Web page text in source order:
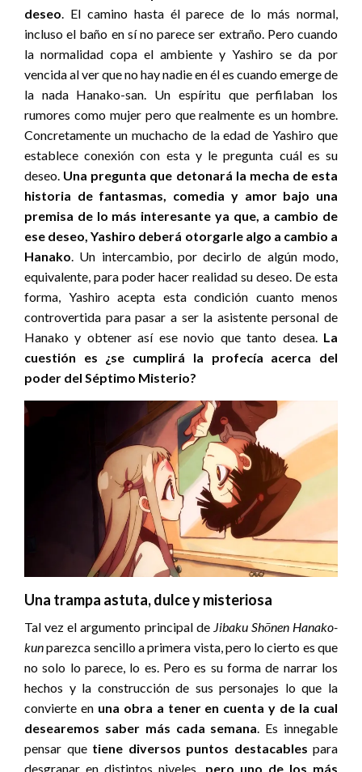
deseo . El camino hasta él parece de lo más normal,
incluso el baño en sí no parece ser extraño. Pero cuando
la normalidad copa el ambiente y Yashiro se da por
vencida al ver que no hay nadie en él es cuando emerge de
la nada Hanako-san. Un espíritu que perfilaban los
rumores como mujer pero que realmente es un hombre.
Concretamente un muchacho de la edad de Yashiro que
establece conexión con esta y le pregunta cuál es su
deseo. Una pregunta que detonará la mecha de esta
historia de fantasmas, comedia y amor bajo una
premisa de lo más interesante ya que, a cambio de
ese deseo, Yashiro deberá otorgarle algo a cambio a
Hanako . Un intercambio, por decirlo de algún modo,
equivalente, para poder hacer realidad su deseo. De esta
forma, Yashiro acepta esta condición cuanto menos
controvertida para pasar a ser la asistente personal de
Hanako y obtener así ese novio que tanto desea. La
cuestión es ¿se cumplirá la profecía acerca del
poder del Séptimo Misterio?
Una trampa astuta, dulce y misteriosa
Tal vez el argumento principal de Jibaku Shōnen Hanako-
kunparezca sencillo a primera vista, pero lo cierto es que
no solo lo parece, lo es. Pero es su forma de narrar los
hechos y la construcción de sus personajes lo que la
convierte en una obra a tener en cuenta y de la cual
desearemos saber más cada semana. Es innegable
pensar quetiene diversos puntos destacables para
desgranar en distintos niveles,
pero uno de los más